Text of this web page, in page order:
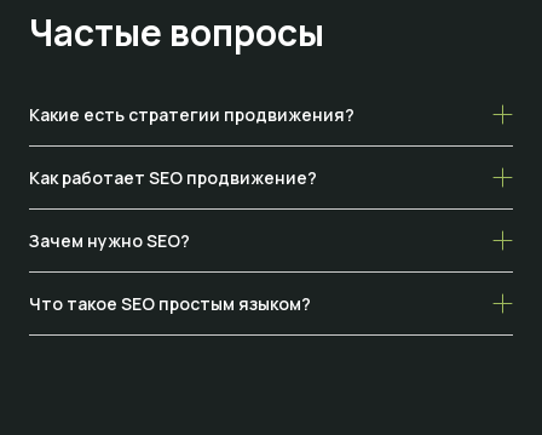
Частые вопросы
Какие есть стратегии продвижения?
Как работает SEO продвижение?
Зачем нужно SEO?
Что такое SEO простым языком?